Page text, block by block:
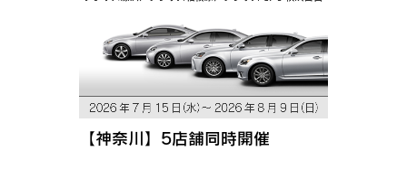
【神奈川】5店舗同時開催